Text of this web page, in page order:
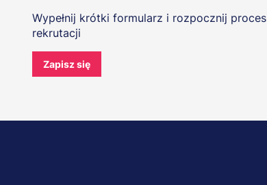
Wypełnij krótki formularz i rozpocznij proces
rekrutacji
Zapisz się